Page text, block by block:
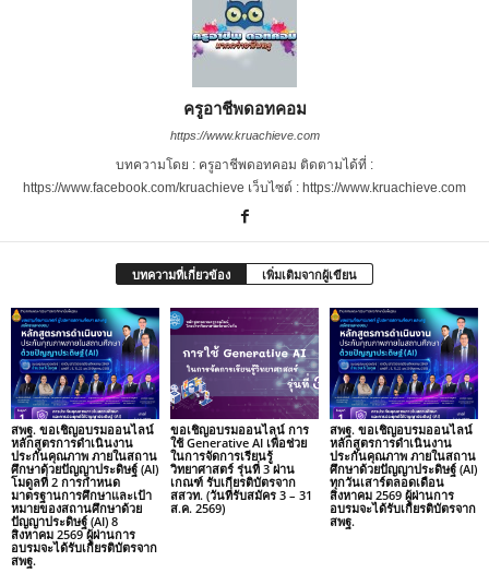
ครูอาชีพดอทคอม
https://www.kruachieve.com
บทความโดย : ครูอาชีพดอทคอม ติดตามได้ที่ :
https://www.facebook.com/kruachieve เว็บไซต์ : https://www.kruachieve.com
บทความที่เกี่ยวข้อง เพิ่มเติมจากผู้เขียน
สพฐ. ขอเชิญอบรมออนไลน์
หลักสูตรการดำเนินงาน
ประกันคุณภาพ ภายในสถาน
ศึกษาด้วยปัญญาประดิษฐ์ (AI)
โมดูลที่ 2 การกำหนด
มาตรฐานการศึกษาและเป้า
หมายของสถานศึกษาด้วย
ปัญญาประดิษฐ์ (AI) 8
สิงหาคม 2569 ผู้ผ่านการ
อบรมจะได้รับเกียรติบัตรจาก
สพฐ.
ขอเชิญอบรมออนไลน์ การ
ใช้ Generative AI เพื่อช่วย
ในการจัดการเรียนรู้
วิทยาศาสตร์ รุ่นที่ 3 ผ่าน
เกณฑ์ รับเกียรติบัตรจาก
สสวท. (วันที่รับสมัคร 3 – 31
ส.ค. 2569)
สพฐ. ขอเชิญอบรมออนไลน์
หลักสูตรการดำเนินงาน
ประกันคุณภาพ ภายในสถาน
ศึกษาด้วยปัญญาประดิษฐ์ (AI)
ทุกวันเสาร์ตลอดเดือน
สิงหาคม 2569 ผู้ผ่านการ
อบรมจะได้รับเกียรติบัตรจาก
สพฐ.